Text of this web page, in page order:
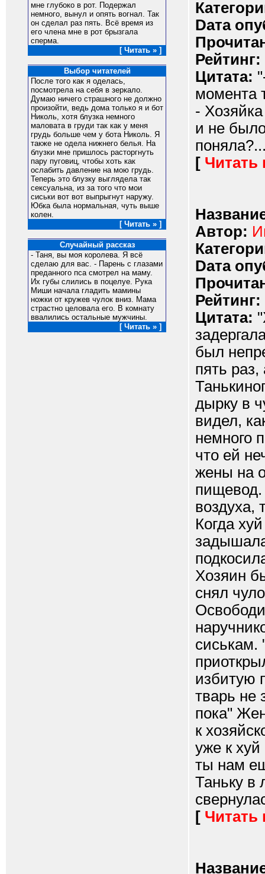
мне глубоко в рот. Подержал
немного, вынул и опять вогнал. Так
он сделал раз пять. Всё время из
его члена мне в рот брызгала
сперма.
[ Читать » ]
Выбор читателей
После того как я оделась,
посмотрела на себя в зеркало.
Думаю ничего страшного не должно
произойти, ведь дома только я и бот
Николь, хотя блузка немного
маловата в груди так как у меня
грудь больше чем у бота Николь. Я
также не одела нижнего белья. На
блузки мне пришлось расторгнуть
пару пуговиц, чтобы хоть как
ослабить давление на мою грудь.
Теперь это блузку выглядела так
сексуальна, из за того что мои
сиськи вот вот выпрыгнут наружу.
Юбка была нормальная, чуть выше
колен.
[ Читать » ]
Случайный рассказ
- Таня, вы моя королева. Я всё
сделаю для вас. - Парень с глазами
преданного пса смотрел на маму.
Их губы слились в поцелуе. Рука
Миши начала гладить мамины
ножки от кружев чулок вниз. Мама
страстно целовала его. В комнату
ввалились остальные мужчины.
[ Читать » ]
Dата
Рейтинг:
Цитата:
момента
-
и не
[ Читать
Автор:
Dата
Рейтинг:
Цитата:
был
пять
дырку в
видел,
немного
что ей
жены на
пищевод.
воздуха,
Когда
Хозяин
снял
сиськам.
избитую
тварь не
пока"
к
уже к хуй
ты нам
Таньку в
[ Читать